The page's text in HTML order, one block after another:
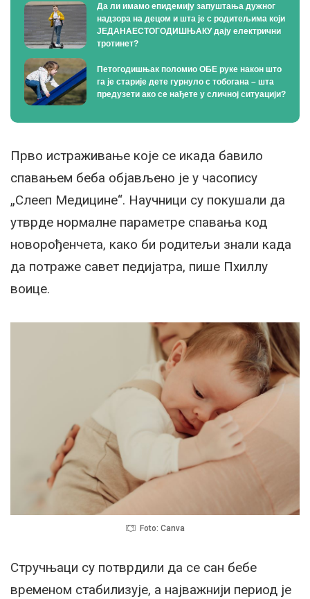
Да ли имамо епидемију запуштања дужног
надзора на децом и шта је с родитељима који
ЈЕДАНАЕСТОГОДИШЊАКУ дају електрични
тротинет?
Петогодишњак поломио ОБЕ руке након што
га је старије дете гурнуло с тобогана – шта
предузети ако се нађете у сличној ситуацији?
Прво истраживање које се икада бавило
спавањем беба објављено је у часопису
„Слееп Медицине“. Научници су покушали да
утврде нормалне параметре спавања код
новорођенчета, како би родитељи знали када
да потраже савет педијатра, пише Пхиллy
воице.
Foto: Canva
Стручњаци су потврдили да се сан бебе
временом стабилизује, а најважнији период је